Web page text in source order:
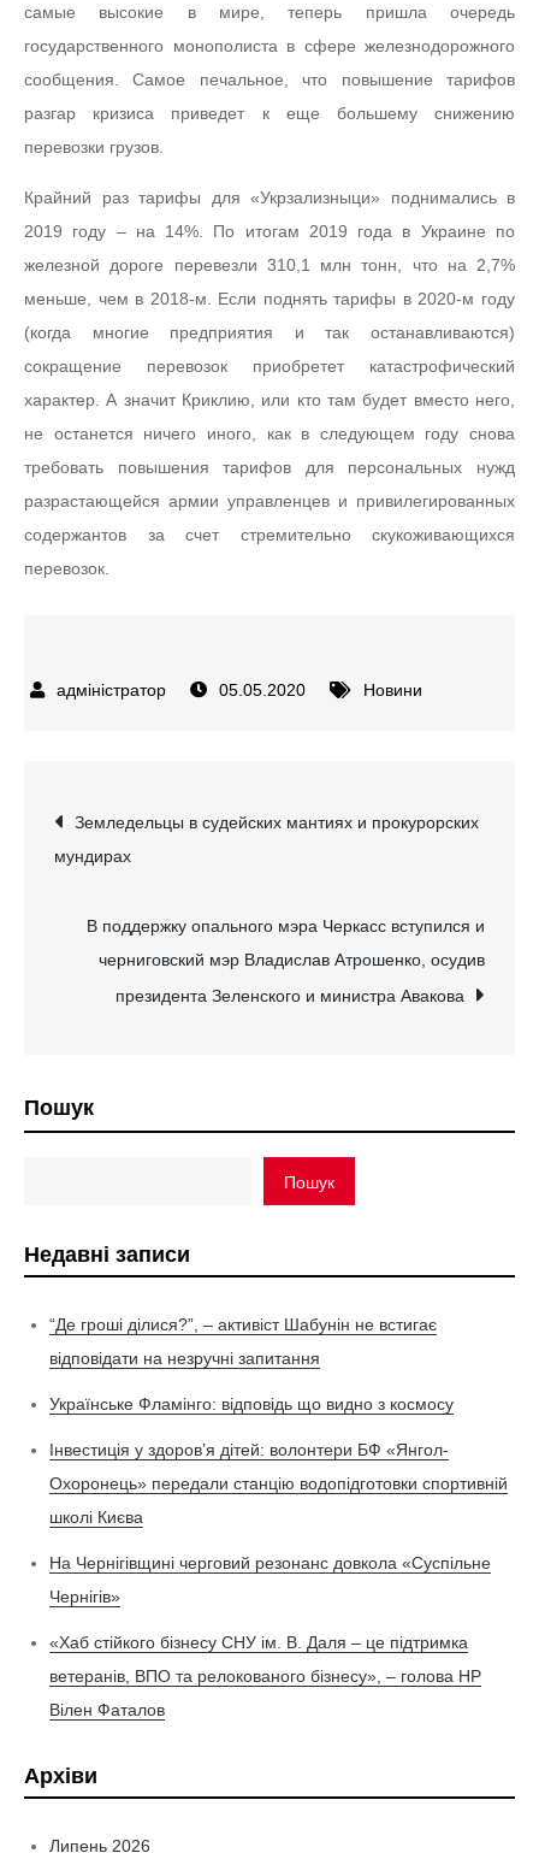
самые высокие в мире, теперь пришла очередь
государственного монополиста в сфере железнодорожного
сообщения. Самое печальное, что повышение тарифов
разгар кризиса приведет к еще большему снижению
перевозки грузов.
Крайний раз тарифы для «Укрзализныци» поднимались в
2019 году – на 14%. По итогам 2019 года в Украине по
железной дороге перевезли 310,1 млн тонн, что на 2,7%
меньше, чем в 2018-м. Если поднять тарифы в 2020-м году
(когда многие предприятия и так останавливаются)
сокращение перевозок приобретет катастрофический
характер. А значит Криклию, или кто там будет вместо него,
не останется ничего иного, как в следующем году снова
требовать повышения тарифов для персональных нужд
разрастающейся армии управленцев и привилегированных
содержантов за счет стремительно скукоживающихся
перевозок.
05.05.2020 Новини
Навігація
записів
Земледельцы в судейских мантиях и прокурорских
мундирах
В поддержку опального мэра Черкасс вступился и
черниговский мэр Владислав Атрошенко, осудив
президента Зеленского и министра Авакова
Пошук
Пошук
Недавні записи
“Де гроші ділися?”, – активіст Шабунін не встигає
відповідати на незручні запитання
Українське Фламінго: відповідь що видно з космосу
Інвестиція у здоров’я дітей: волонтери БФ «Янгол-
Охоронець» передали станцію водопідготовки спортивній
школі Києва
На Чернігівщині черговий резонанс довкола «Суспільне
Чернігів»
«Хаб стійкого бізнесу СНУ ім. В. Даля – це підтримка
ветеранів, ВПО та релокованого бізнесу», – голова НР
Вілен Фаталов
Архіви
Липень 2026